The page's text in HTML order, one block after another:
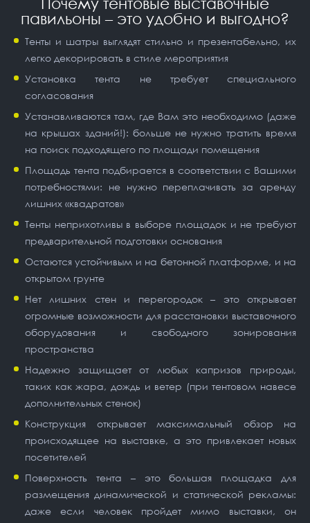
павильоны – это удобно и выгодно?
Тенты и шатры выглядят стильно и презентабельно, их
легко декорировать в стиле мероприятия
Установка тента не требует специального
согласования
Устанавливаются там, где Вам это необходимо (даже
на крышах зданий!): больше не нужно тратить время
на поиск подходящего по площади помещения
Площадь тента подбирается в соответствии с Вашими
потребностями: не нужно переплачивать за аренду
лишних «квадратов»
Тенты неприхотливы в выборе площадок и не требуют
предварительной подготовки основания
Остаются устойчивым и на бетонной платформе, и на
открытом грунте
Нет лишних стен и перегородок – это открывает
огромные возможности для расстановки выставочного
оборудования и свободного зонирования
пространства
Надежно защищает от любых капризов природы,
таких как жара, дождь и ветер (при тентовом навесе
дополнительных стенок)
Конструкция открывает максимальный обзор на
происходящее на выставке, а это привлекает новых
посетителей
Поверхность тента – это большая площадка для
размещения динамической и статической рекламы:
даже если человек пройдет мимо выставки, он